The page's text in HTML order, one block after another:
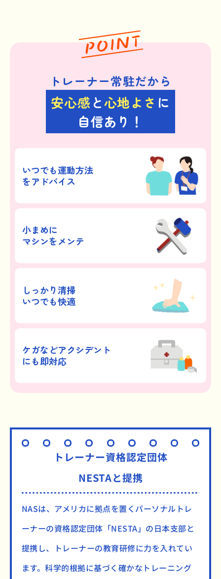
トレーナー常駐だから
安心感 と心地よさ に
自信あり！
いつでも運動方法
をアドバイス
小まめに
マシンをメンテ
しっかり清掃
いつでも快適
ケガなどアクシデント
にも即対応
トレーナー資格認定団体
NESTAと提携
NASは、アメリカに拠点を置くパーソナルトレ
ーナーの資格認定団体「NESTA」の日本支部と
提携し、トレーナーの教育研修に力を入れてい
ます。科学的根拠に基づく確かなトレーニング